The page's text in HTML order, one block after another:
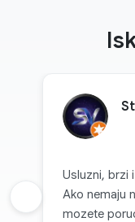
Usluzni, brzi
Ako nemaju
mozete
Prethodna recenzija